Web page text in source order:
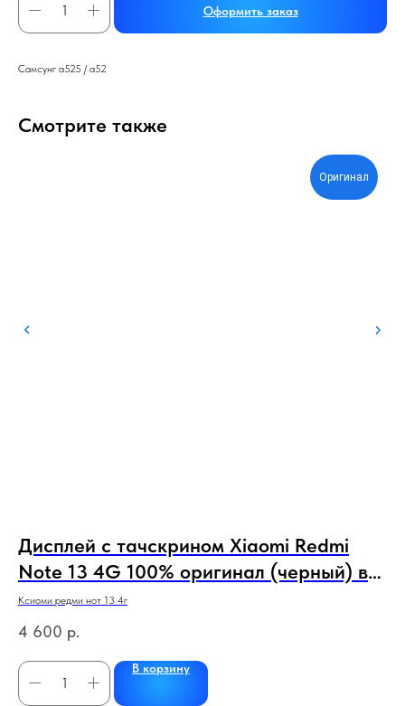
Оформить заказ
Самсунг а525 / а52
Смотрите также
Оригинал
Дисплей с тачскрином Xiaomi Redmi
Note 13 4G 100% оригинал (черный) в
рамке НОВЫЕ
Ксиоми редми нот 13 4г
4 600 р.
В корзину